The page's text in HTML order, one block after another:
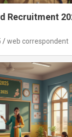
Recruitment
web correspondent